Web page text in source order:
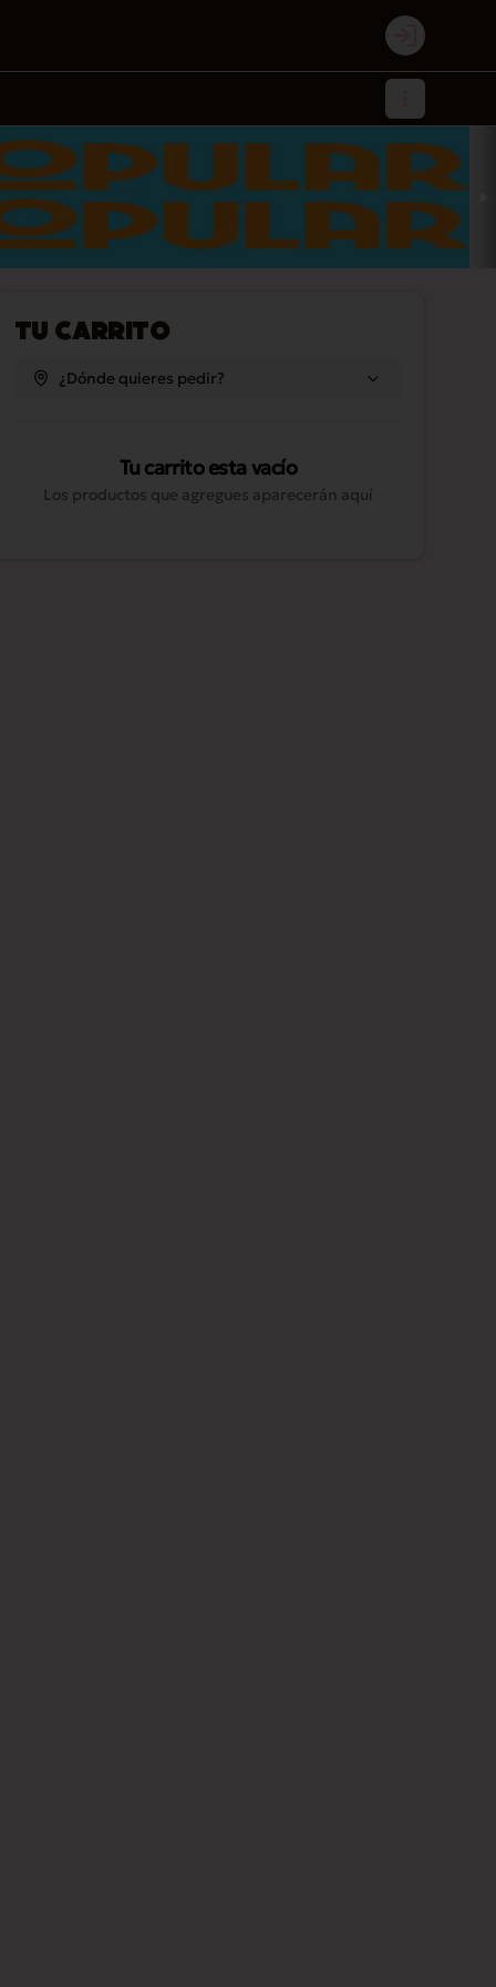
Login
Tu Carrito
¿Dónde quieres pedir?
Tu carrito esta vacío
Los productos que agregues aparecerán aquí